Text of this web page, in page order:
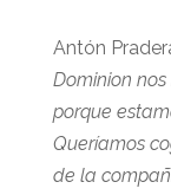
Antón
Dominion
porque
Queríamos
de la